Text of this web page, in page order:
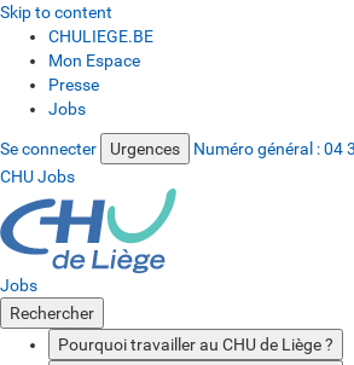
Skip to content
CHULIEGE.BE
Mon Espace
Presse
Jobs
Se connecter Urgences Numéro général :04
CHU Jobs
Jobs
Rechercher
Pourquoi travailler au CHU de Liège ?